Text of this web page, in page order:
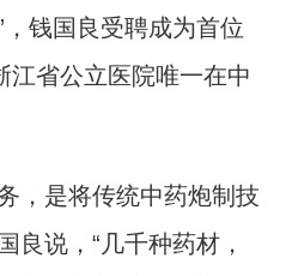
钱国良受聘成为首位
江省公立医院唯一在中
是将传统中药炮制技
良说，“几千种药材，